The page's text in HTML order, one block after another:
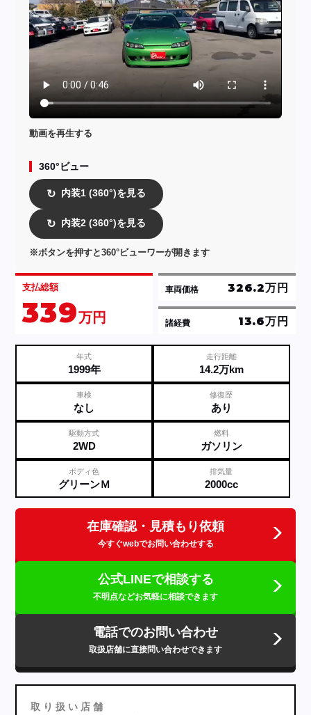
動画を再生する
360°ビュー
↻ 内装1 (360°)を見る
↻ 内装2 (360°)を見る
※ボタンを押すと360°ビューワーが開きます
支払総額
339万円 諸経費 13.6万円
車両価格 326.2万円
年式
1999年
走行距離
14.2万km
車検
なし
修復歴
あり
駆動方式
2WD
燃料
ガソリン
ボディ色
グリーンＭ
排気量
2000cc
在庫確認・見積もり依頼
今すぐwebでお問い合わせする
公式LINEで相談する
不明点などお気軽に相談できます
電話でのお問い合わせ
取扱店舗に直接問い合わせできます
取 り 扱 い 店 舗